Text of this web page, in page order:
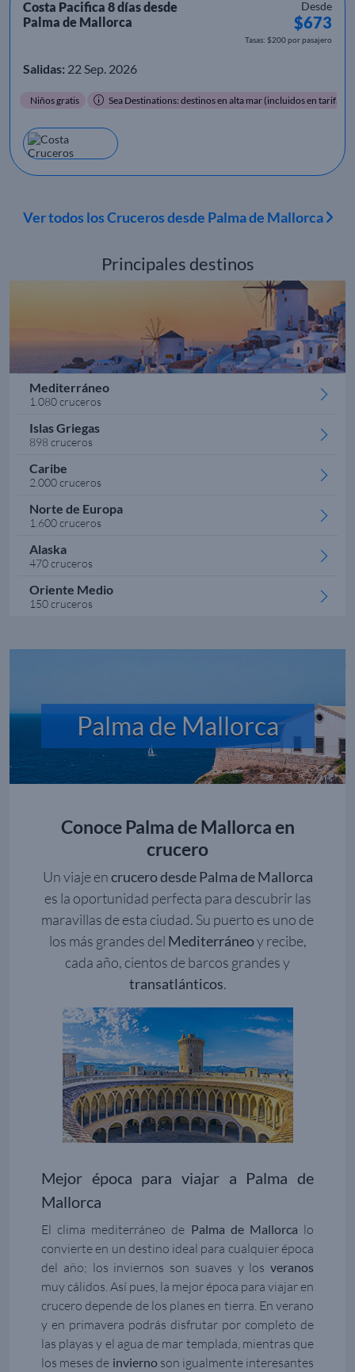
Costa Pacifica 8 días desde
Palma de Mallorca
Desde
$673
Tasas: $200 por pasajero
Salidas: 22 Sep. 2026
Niños gratis Sea Destinations: destinos en alta mar (incluidos en tarifa)
Ver todos los Cruceros desde Palma de Mallorca
Principales destinos
Mediterráneo
1.080 cruceros
Islas Griegas
898 cruceros
Caribe
2.000 cruceros
Norte de Europa
1.600 cruceros
Alaska
470 cruceros
Oriente Medio
150 cruceros
Palma de Mallorca
Conoce Palma de Mallorca en
crucero
Un viaje encrucero desde Palma de Mallorca
es la oportunidad perfecta para descubrir las
maravillas de esta ciudad. Su puerto es uno de
los más grandes del Mediterráneoy recibe,
cada año, cientos de barcos grandes y
transatlánticos.
Mejor época para viajar a Palma de
Mallorca
El clima mediterráneo de Palma de Mallorca lo
convierte en un destino ideal para cualquier época
del año; los inviernos son suaves y los veranos
muy cálidos. Así pues, la mejor época para viajar en
crucero depende de los planes en tierra. En verano
y en primavera podrás disfrutar por completo de
las playas y el agua de mar templada, mientras que
los meses de inviernoson igualmente interesantes